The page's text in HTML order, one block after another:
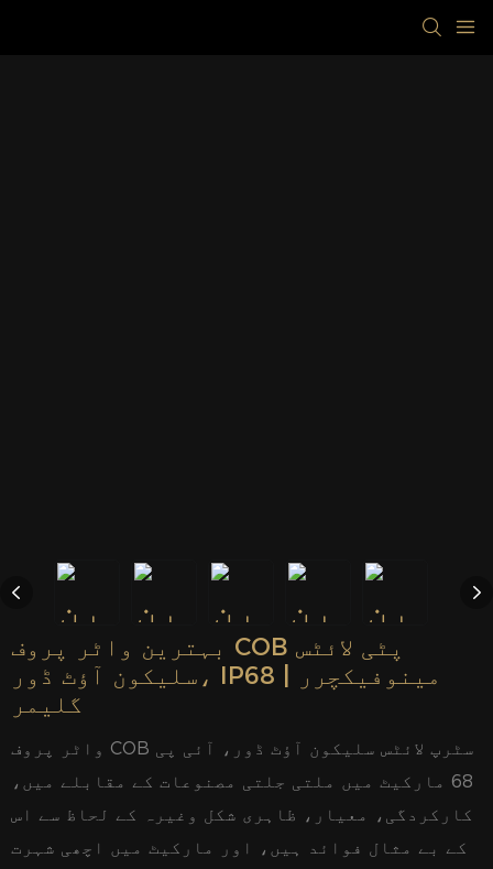
بہترین واٹر پروف COB پٹی لائٹس
سلیکون آؤٹ ڈور، IP68 مینوفیکچرر |
گلیمر
واٹر پروف COB سٹرپ لائٹس سلیکون آؤٹ ڈور، آئی پی
68 مارکیٹ میں ملتی جلتی مصنوعات کے مقابلے میں،
کارکردگی، معیار، ظاہری شکل وغیرہ کے لحاظ سے اس
کے بے مثال فوائد ہیں، اور مارکیٹ میں اچھی شہرت